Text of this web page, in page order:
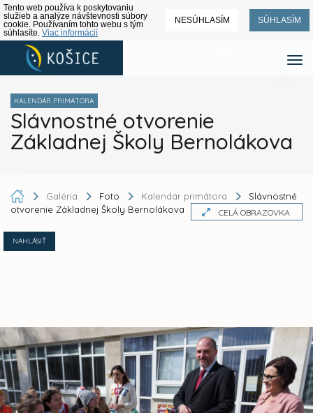
Tento web používa k poskytovaniu
služieb a analýze návštevnosti súbory
cookie. Používaním tohto webu s tým
súhlasíte. Viac informácií
NESÚHLASÍM SÚHLASÍM
KALENDÁR PRIMÁTORA
Slávnostné otvorenie
Základnej Školy Bernolákova
Galéria Foto Kalendár primátora
Slávnostné
otvorenie Základnej Školy Bernolákova
CELÁ OBRAZOVKA
NAHLÁSIŤ